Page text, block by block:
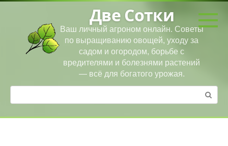
Перейти
Две Сотки
Ваш личный агроном онлайн. Советы
по выращиванию овощей, уходу за
садом и огородом, борьбе с
вредителями и болезнями растений
— всё для богатого урожая.
Поиск: